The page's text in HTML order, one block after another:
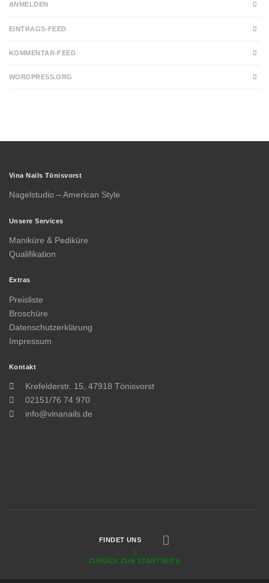
ANMELDEN
EINTRAGS-FEED
KOMMENTAR-FEED
WORDPRESS.ORG
Vina Nails Tönisvorst
Nagelstudio – American Style
Unsere Services
Maniküre & Pediküre
Qualifikation
Extras
Preisliste
Broschüre
Datenschutzerklärung
Impressum
Kontakt
Krefelderstr. 15, 47918 Tönisvorst
02151/76 74 970
info@vinanails.de
ZURÜCK ZUR STARTSEITE
FINDET UNS